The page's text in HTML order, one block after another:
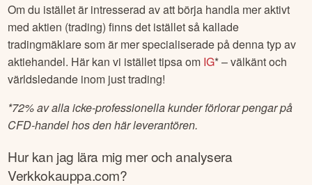
Om du istället är intresserad av att börja handla mer aktivt
med aktien (trading) finns det istället så kallade
tradingmäklare som är mer specialiserade på denna typ av
aktiehandel. Här kan vi istället tipsa om IG* – välkänt och
världsledande inom just trading!
*72% av alla icke-professionella kunder förlorar pengar på
CFD-handel hos den här leverantören.
Hur kan jag lära mig mer och analysera
Verkkokauppa.com?